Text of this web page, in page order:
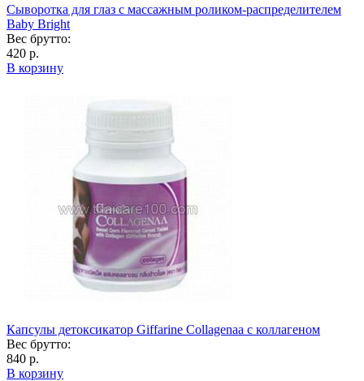
Сыворотка для глаз с массажным роликом-распределителем
Baby Bright
Вес брутто:
420 р.
В корзину
Капсулы детоксикатор Giffarine Collagenaa с коллагеном
Вес брутто:
840 р.
В корзину